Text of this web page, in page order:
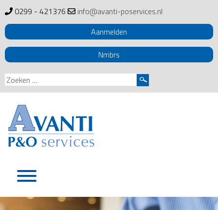
0299 - 421376
info@avanti-poservices.nl
Aanmelden
Nmbrs
Zoeken
naar: